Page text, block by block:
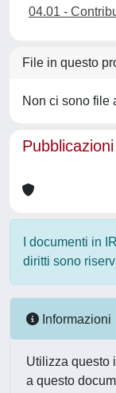
04.01 -
File in questo
Non ci sono file
I documenti in
diritti sono
Informazioni
Utilizza questo
a questo